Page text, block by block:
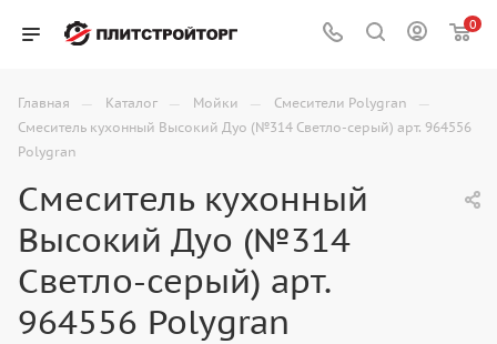
0
Главная — Каталог — Мойки — Смесители Polygran —
Смеситель кухонный Высокий Дуо (№314 Светло-серый) арт. 964556
Polygran
Смеситель кухонный
Высокий Дуо (№314
Светло-серый) арт.
964556 Polygran